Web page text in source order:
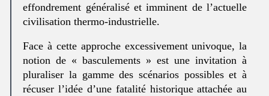
effondrement généralisé et imminent de l’actuelle
civilisation thermo-industrielle.
Face à cette approche excessivement univoque, la
notion de « basculements » est une invitation à
pluraliser la gamme des scénarios possibles et à
récuser l’idée d’une fatalité historique attachée au